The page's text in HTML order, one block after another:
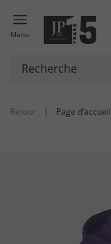
Menu
Retour | Page d’accueil